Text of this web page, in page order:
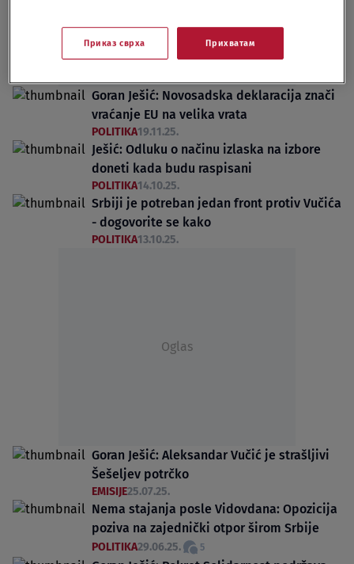
Goran Ješić: Novosadska deklaracija znači
vraćanje EU na velika vrata
POLITIKA19.11.25.
Ješić: Odluku o načinu izlaska na izbore
doneti kada budu raspisani
POLITIKA14.10.25.
Srbiji je potreban jedan front protiv Vučića
- dogovorite se kako
POLITIKA13.10.25.
Oglas
Goran Ješić: Aleksandar Vučić je strašljivi
Šešeljev potrčko
EMISIJE25.07.25.
Nema stajanja posle Vidovdana: Opozicija
poziva na zajednički otpor širom Srbije
POLITIKA29.06.25. 5
Приказ сврха Прихватам